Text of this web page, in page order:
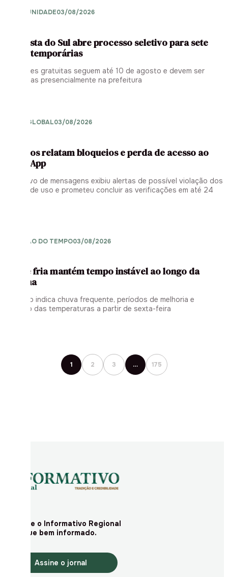
OPORTUNIDADE03/08/2026
Boa Vista do Sul abre processo seletivo para sete
vagas temporárias
Inscrições gratuitas seguem até 10 de agosto e devem ser
realizadas presencialmente na prefeitura
FALHA GLOBAL03/08/2026
Usuários relatam bloqueios e perda de acesso ao
WhatsApp
Aplicativo de mensagens exibiu alertas de possível violação dos
termos de uso e prometeu concluir as verificações em até 24
PREVISÃO DO TEMPO03/08/2026
Frente fria mantém tempo instável ao longo da
semana
Previsão indica chuva frequente, períodos de melhoria e
redução das temperaturas a partir de sexta-feira
1 2 3 … 175
Assine o Informativo Regional
e fique bem informado.
Assine o jornal